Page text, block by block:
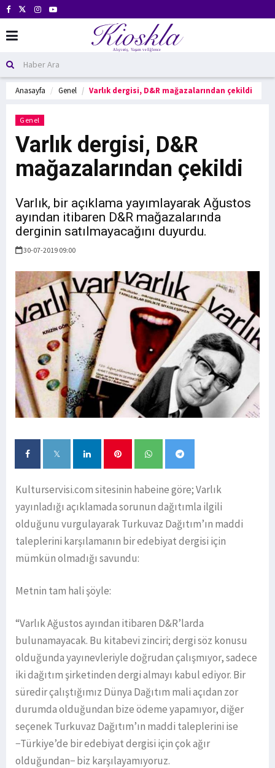
Anasayfa Genel Varlık dergisi, D&R mağazalarından çekildi
Genel
Varlık dergisi, D&R
mağazalarından çekildi
Varlık, bir açıklama yayımlayarak Ağustos
ayından itibaren D&R mağazalarında
derginin satılmayacağını duyurdu.
30-07-2019 09:00
Kulturservisi.com sitesinin habeine göre; Varlık
yayınladığı açıklamada sorunun dağıtımla ilgili
olduğunu vurgulayarak Turkuvaz Dağıtım’ın maddi
taleplerini karşılamanın bir edebiyat dergisi için
mümkün olmadığı savundu:
Metnin tam hali şöyle:
“Varlık Ağustos ayından itibaren D&R’larda
bulunamayacak. Bu kitabevi zinciri; dergi söz konusu
olduğunda yayınevleriyle doğrudan çalışmıyor, sadece
iki dağıtım şirketinden dergi almayı kabul ediyor. Bir
süredir çalıştığımız Dünya Dağıtım mali açıdan zor
durumda olduğundan bize ödeme yapamıyor, diğer
seçenek Turkuvaz Dağıtım’ın maddi taleplerini ise
−Türkiye’de bir edebiyat dergisi için çok ağır
olduğundan− biz karşılayamıyoruz.